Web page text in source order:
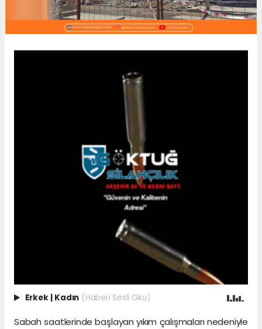
Erkek | Kadın (Haberi Sesli Oku)
Sabah saatlerinde başlayan yıkım çalışmaları nedeniyle